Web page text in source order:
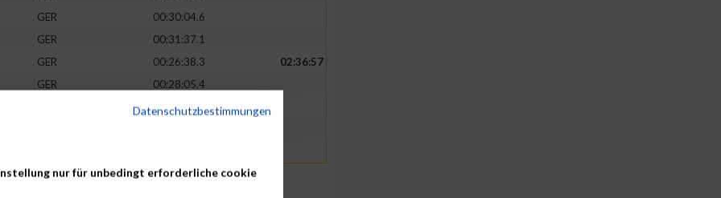
GER
00:30:04.6
GER
00:31:37.1
GER 00:26:38.3
02:36:57
GER
00:28:05.4
00:29:16.9
Datenschutzbestimmungen
nur für unbedingt erforderliche cookie